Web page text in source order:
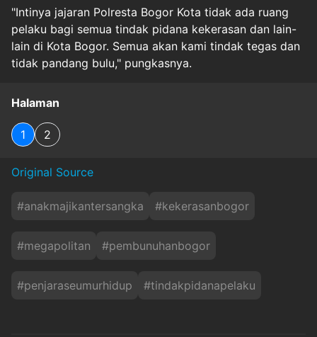
"Intinya jajaran Polresta Bogor Kota tidak ada ruang
pelaku bagi semua tindak pidana kekerasan dan lain-
lain di Kota Bogor. Semua akan kami tindak tegas dan
tidak pandang bulu," pungkasnya.
Halaman
1 2
Original Source
#anakmajikantersangka #kekerasanbogor
#megapolitan #pembunuhanbogor
#penjaraseumurhidup #tindakpidanapelaku